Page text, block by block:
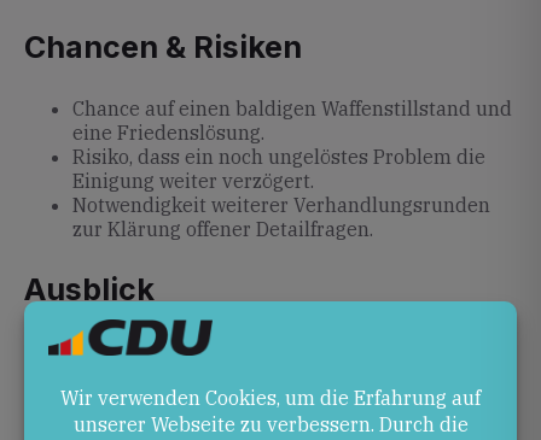
Chancen & Risiken
Chance auf einen baldigen Waffenstillstand und
eine Friedenslösung.
Risiko, dass ein noch ungelöstes Problem die
Einigung weiter verzögert.
Notwendigkeit weiterer Verhandlungsrunden
zur Klärung offener Detailfragen.
Ausblick
Obwohl die Gespräche laut Witkoff weit
verbleibende Problem gelöst wird. Weitere
Verhandlungsrunden sind zu erwarten, bevor